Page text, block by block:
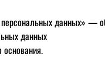
данных» —
данных
основания.